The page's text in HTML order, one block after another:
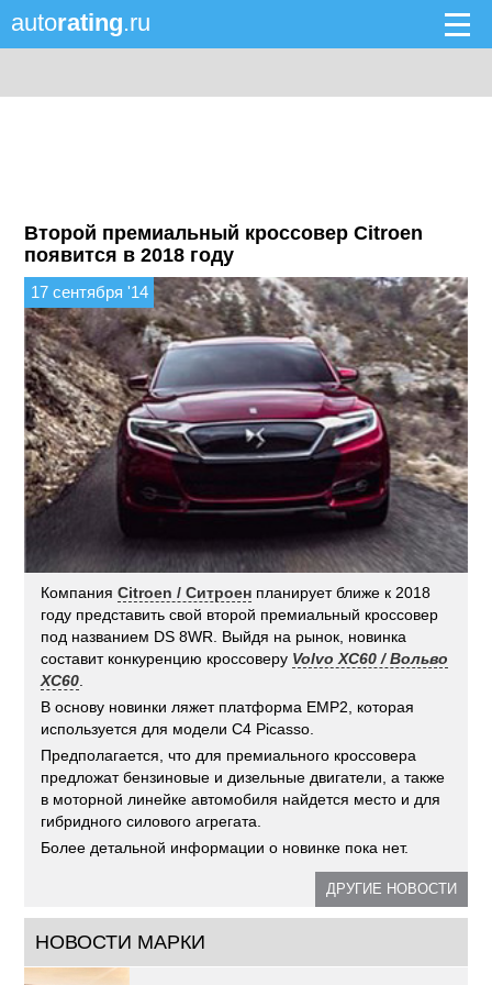
autorating.ru
Второй премиальный кроссовер Citroen
появится в 2018 году
17 сентября '14
КомпанияCitroen / Ситроен планирует ближе к 2018
году представить свой второй премиальный кроссовер
под названием DS 8WR. Выйдя на рынок, новинка
составит конкуренцию кроссоверу Volvo XC60 / Вольво
XC60
В основу новинки ляжет платформа EMP2, которая
используется для модели С4 Picasso.
Предполагается, что для премиального кроссовера
предложат бензиновые и дизельные двигатели, а также
в моторной линейке автомобиля найдется место и для
гибридного силового агрегата.
Более детальной информации о новинке пока нет.
ДРУГИЕ НОВОСТИ
НОВОСТИ МАРКИ